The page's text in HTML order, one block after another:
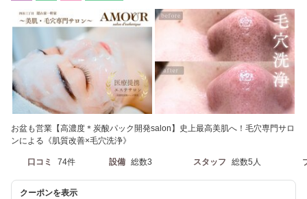
お盆も営業【高濃度＊炭酸パック開発salon】史上最高美肌へ！毛穴専門サロ
ンによる《肌質改善×毛穴洗浄》
口コミ 74件 設備 総数3 スタッフ 総数5人
クーポンを表示